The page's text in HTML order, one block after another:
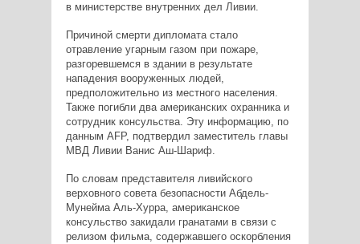
в министерстве внутренних дел Ливии.
Причиной смерти дипломата стало
отравление угарным газом при пожаре,
разгоревшемся в здании в результате
нападения вооруженных людей,
предположительно из местного населения.
Также погибли два американских охранника и
сотрудник консульства. Эту информацию, по
данным AFP, подтвердил заместитель главы
МВД Ливии Ванис Аш-Шариф.
По словам представителя ливийского
верховного совета безопасности Абдель-
Мунейма Аль-Хурра, американское
консульство закидали гранатами в связи с
релизом фильма, содержавшего оскорбления